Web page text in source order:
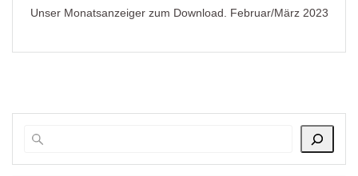
Unser Monatsanzeiger zum Download. Februar/März 2023